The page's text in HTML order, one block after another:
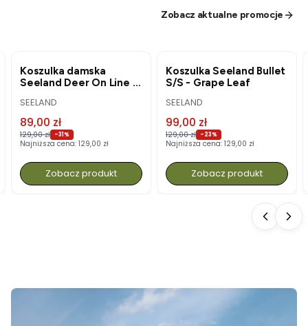
Zobacz aktualne promocje
Koszulka damska
Seeland Deer On Line -
PRODUCENT
SEELAND
Cena promocyjna
89,00 zł
129,00 zł -31%
Najniższa cena: 129,00 zł
Zobacz produkt
Koszulka Seeland Bullet
S/S - Grape Leaf
PRODUCENT
SEELAND
Cena promocyjna
99,00 zł
129,00 zł -23%
Najniższa cena: 129,00 zł
Zobacz produkt